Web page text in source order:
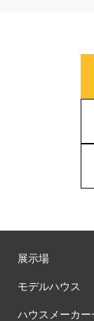
展示場
モデルハウス
ハウスメーカー